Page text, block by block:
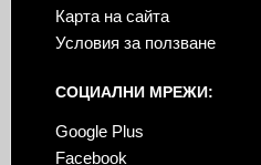
Карта на сайта
Условия за ползване
СОЦИАЛНИ МРЕЖИ:
Google Plus
Facebook